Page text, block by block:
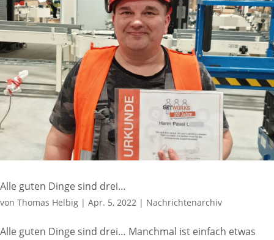
Alle guten Dinge sind drei…
von Thomas Helbig | Apr. 5, 2022 | Nachrichtenarchiv
Alle guten Dinge sind drei… Manchmal ist einfach etwas